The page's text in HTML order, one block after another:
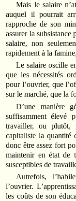
Mais le salaire
auquel il pourrait
rapproche de son
assurer la
salaire, non
rapidement à la
Le salaire oscille
que les nécessités
pour l’ouvrier, que
sur le marché, que la
D’une manière
suffisamment élevé
travailler, ou plutôt,
capitaliste la
donc être assez fort
maintenir en état de
susceptibles de
Autrefois,
l’ouvrier.
les coûts de son